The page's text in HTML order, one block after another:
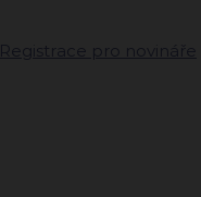
Registrace pro novináře